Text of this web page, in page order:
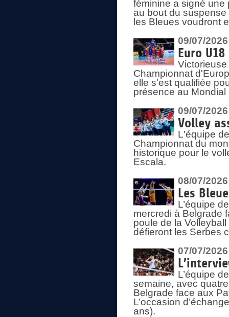
féminine a signé une
au bout du
les Bleues voudront
09/07/2026
Euro
Championnat
elle s'est qualifiée
présence au
09/07/2026
Volley
L'équipe
Championnat du
historique pour le
Escala.
08/07/2026
Les
L’équipe
mercredi à Belgrade
poule de la
défieront les Serbes
07/07/2026
L’équipe
semaine, avec
Belgrade face aux
L’occasion
ans).